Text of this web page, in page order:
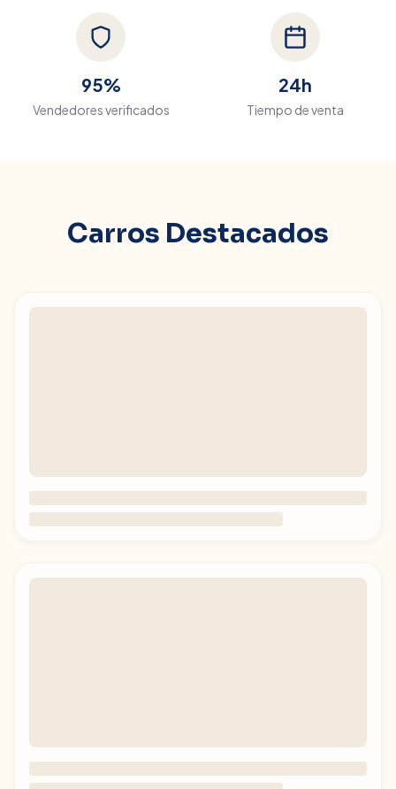
95%
Vendedores verificados
24h
Tiempo de venta
Carros Destacados